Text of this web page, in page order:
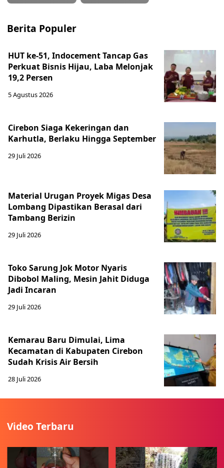
Berita Populer
HUT ke-51, Indocement Tancap Gas
Perkuat Bisnis Hijau, Laba Melonjak
19,2 Persen
5 Agustus 2026
Cirebon Siaga Kekeringan dan
Karhutla, Berlaku Hingga September
29 Juli 2026
Material Urugan Proyek Migas Desa
Lombang Dipastikan Berasal dari
Tambang Berizin
29 Juli 2026
Toko Sarung Jok Motor Nyaris
Dibobol Maling, Mesin Jahit Diduga
Jadi Incaran
29 Juli 2026
Kemarau Baru Dimulai, Lima
Kecamatan di Kabupaten Cirebon
Sudah Krisis Air Bersih
28 Juli 2026
Video Terbaru